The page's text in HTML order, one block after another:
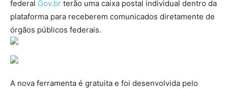
federal Gov.br terão uma caixa postal individual dentro da
plataforma para receberem comunicados diretamente de
órgãos públicos federais.
A nova ferramenta é gratuita e foi desenvolvida pelo